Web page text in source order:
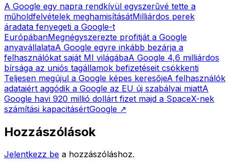
A Google egy napra rendkívül egyszerűvé tette a
műholdfelvételek meghamisításátMilliárdos perek
áradata fenyegeti a Google-t
EurópábanMegnégyszerezte profitját a Google
anyavállalataA Google egyre inkább bezárja a
felhasználókat saját MI világábaA Google 4,6 milliárdos
bírsága az uniós tagállamok befizetéseit csökkenti
Teljesen megújul a Google képes keresőjeA felhasználók
adataiért aggódik a Google az EU új szabályai miattA
Google havi 920 millió dollárt fizet majd a SpaceX-nek
számítási kapacitásértGoogle ↗
Hozzászólások
Jelentkezz be a hozzászóláshoz.